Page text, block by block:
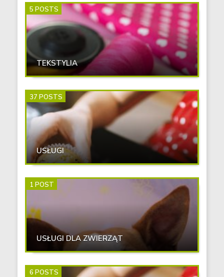
5 POSTS
TEKSTYLIA
37 POSTS
USŁUGI
1 POST
USŁUGI DLA ZWIERZĄT
6 POSTS